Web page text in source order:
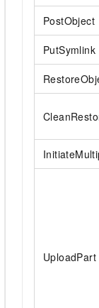
PostObject
PutSymlink
UploadPart